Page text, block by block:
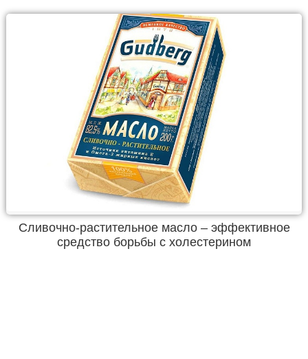
Сливочно-растительное масло – эффективное
средство борьбы с холестерином